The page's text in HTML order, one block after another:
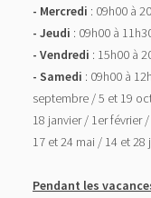
- Mercredi : 09h00 à
- Jeudi : 09h00 à
- Vendredi : 15h00 à
- Samedi : 09h00 à
septembre / 5 et 19
18 janvier / 1er février
17 et 24 mai / 14 et 28
Pendant les